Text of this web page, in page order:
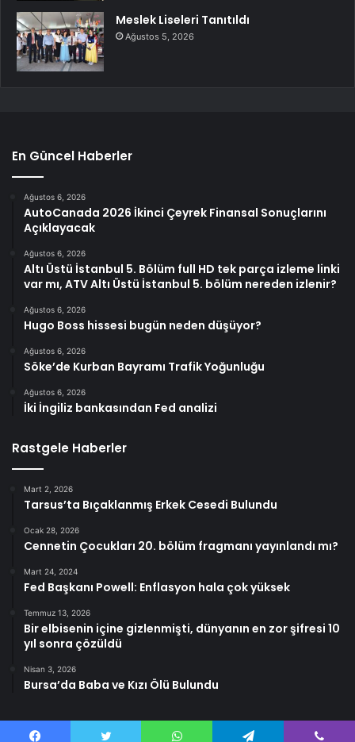
Meslek Liseleri Tanıtıldı
Ağustos 5, 2026
En Güncel Haberler
Ağustos 6, 2026
AutoCanada 2026 İkinci Çeyrek Finansal Sonuçlarını
Açıklayacak
Ağustos 6, 2026
Altı Üstü İstanbul 5. Bölüm full HD tek parça izleme linki
var mı, ATV Altı Üstü İstanbul 5. bölüm nereden izlenir?
Ağustos 6, 2026
Hugo Boss hissesi bugün neden düşüyor?
Ağustos 6, 2026
Söke’de Kurban Bayramı Trafik Yoğunluğu
Ağustos 6, 2026
İki İngiliz bankasından Fed analizi
Rastgele Haberler
Mart 2, 2026
Tarsus’ta Bıçaklanmış Erkek Cesedi Bulundu
Ocak 28, 2026
Cennetin Çocukları 20. bölüm fragmanı yayınlandı mı?
Mart 24, 2024
Fed Başkanı Powell: Enflasyon hala çok yüksek
Temmuz 13, 2026
Bir elbisenin içine gizlenmişti, dünyanın en zor şifresi 10
yıl sonra çözüldü
Nisan 3, 2026
Bursa’da Baba ve Kızı Ölü Bulundu